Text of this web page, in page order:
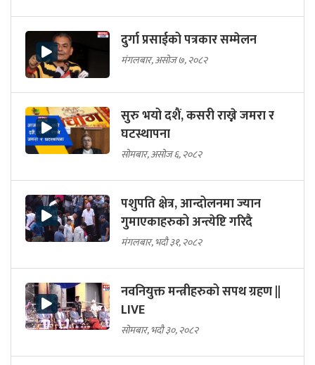
दुर्गा प्रसाईको पत्रकार सम्मेलन
मंगलबार, असोज ७, २०८२
सुरु भयो दशैं, कसरी राख्ने जमरा र
घटस्थापना
सोमबार, असोज ६, २०८२
पशुपति क्षेत्र, आन्दोलनमा ज्यान
गुमाएकाहरुको अन्त्येष्टि गरिदै
मंगलबार, भदौ ३१, २०८२
नवनियुक्त मन्त्रीहरुको सपथ ग्रहण ||
LIVE
सोमबार, भदौ ३०, २०८२